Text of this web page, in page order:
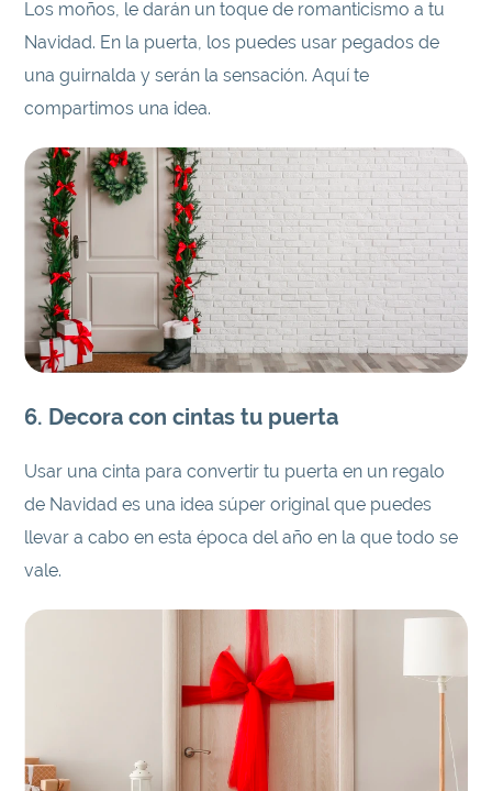
Los moños, le darán un toque de romanticismo a tu
Navidad. En la puerta, los puedes usar pegados de
una guirnalda y serán la sensación. Aquí te
compartimos una idea.
6. Decora con cintas tu puerta
Usar una cinta para convertir tu puerta en un regalo
de Navidad es una idea súper original que puedes
llevar a cabo en esta época del año en la que todo se
vale.